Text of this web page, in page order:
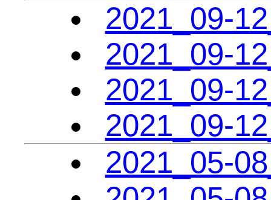
2021_09-
2021_09-
2021_09-
2021_09-
2021_05-